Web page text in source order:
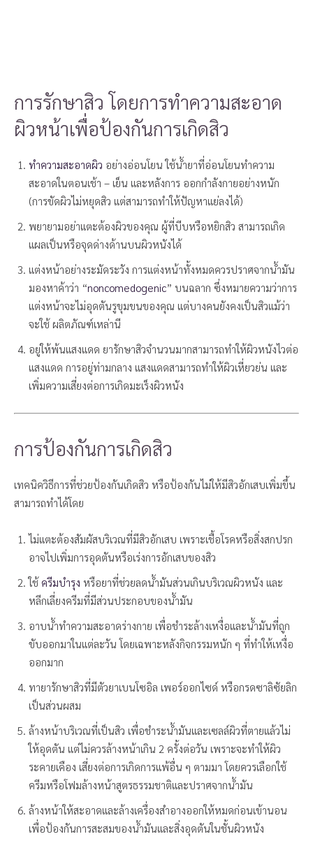
การรักษาสิว โดยการทำความสะอาด
ผิวหน้าเพื่อป้องกันการเกิดสิว
ทำความสะอาดผิว อย่างอ่อนโยน ใช้น้ำยาที่อ่อนโยนทำความ
สะอาดในตอนเช้า – เย็น และหลังการ ออกกำลังกายอย่างหนัก
(การขัดผิวไม่หยุดสิว แต่สามารถทำให้ปัญหาแย่ลงได้)
พยายามอย่าแตะต้องผิวของคุณ ผู้ที่บีบหรือหยิกสิว สามารถเกิด
แผลเป็นหรือจุดด่างด้านบนผิวหนังได้
แต่งหน้าอย่างระมัดระวัง การแต่งหน้าทั้งหมดควรปราศจากน้ำมัน
มองหาค้าว่า “noncomedogenic” บนฉลาก ซึ่งหมายความว่าการ
แต่งหน้าจะไม่อุดตันรูขุมขนของคุณ แต่บางคนยังคงเป็นสิวแม้ว่า
จะใช้ ผลิตภัณฑ์เหล่านี
อยู่ให้พ้นแสงแดด ยารักษาสิวจำนวนมากสามารถทำให้ผิวหนังไวต่อ
แสงแดด การอยู่ท่ามกลาง แสงแดดสามารถทำให้ผิวเหี่ยวย่น และ
เพิ่มความเสี่ยงต่อการเกิดมะเร็งผิวหนัง
การป้องกันการเกิดสิว
เทคนิควิธีการที่ช่วยป้องกันเกิดสิว หรือป้องกันไม่ให้มีสิวอักเสบเพิ่มขึ้น
สามารถทำได้โดย
ไม่แตะต้องสัมผัสบริเวณที่มีสิวอักเสบ เพราะเชื้อโรคหรือสิ่งสกปรก
อาจไปเพิ่มการอุดตันหรือเร่งการอักเสบของสิว
ใช้ ครีมบำรุง หรือยาที่ช่วยลดน้ำมันส่วนเกินบริเวณผิวหนัง และ
หลีกเลี่ยงครีมที่มีส่วนประกอบของน้ำมัน
อาบน้ำทำความสะอาดร่างกาย เพื่อชำระล้างเหงื่อและน้ำมันที่ถูก
ขับออกมาในแต่ละวัน โดยเฉพาะหลังกิจกรรมหนัก ๆ ที่ทำให้เหงื่อ
ออกมาก
ทายารักษาสิวที่มีตัวยาเบนโซอิล เพอร์ออกไซด์ หรือกรดซาลิซัยลิก
เป็นส่วนผสม
ล้างหน้าบริเวณที่เป็นสิว เพื่อชำระน้ำมันและเซลล์ผิวที่ตายแล้วไม่
ให้อุดตัน แต่ไม่ควรล้างหน้าเกิน 2 ครั้งต่อวัน เพราะจะทำให้ผิว
ระคายเคือง เสี่ยงต่อการเกิดการแพ้อื่น ๆ ตามมา โดยควรเลือกใช้
ครีมหรือโฟมล้างหน้าสูตรธรรมชาติและปราศจากน้ำมัน
ล้างหน้าให้สะอาดและล้างเครื่องสำอางออกให้หมดก่อนเข้านอน
เพื่อป้องกันการสะสมของน้ำมันและสิ่งอุดตันในชั้นผิวหนัง